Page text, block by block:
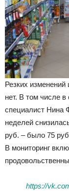
Резких изменений
нет. В том числе
специалист Нина
неделей
руб. – было 75
В мониторинг
https://